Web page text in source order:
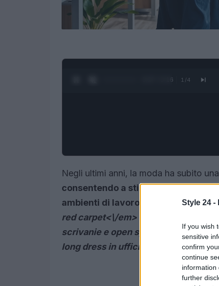
Style 24 -
If you wish
sensitive
confirm
continue
information
further
0:28 / 3:16 1 /4
Negli ultimi anni, la moda ha subito una
consentendo a stili un tempo
ambienti di lavoro. Attualmente, l’
red carpet<\/em> o delle serate di
scrivanie e open space. Questo
long dress in ufficio, trasformando il